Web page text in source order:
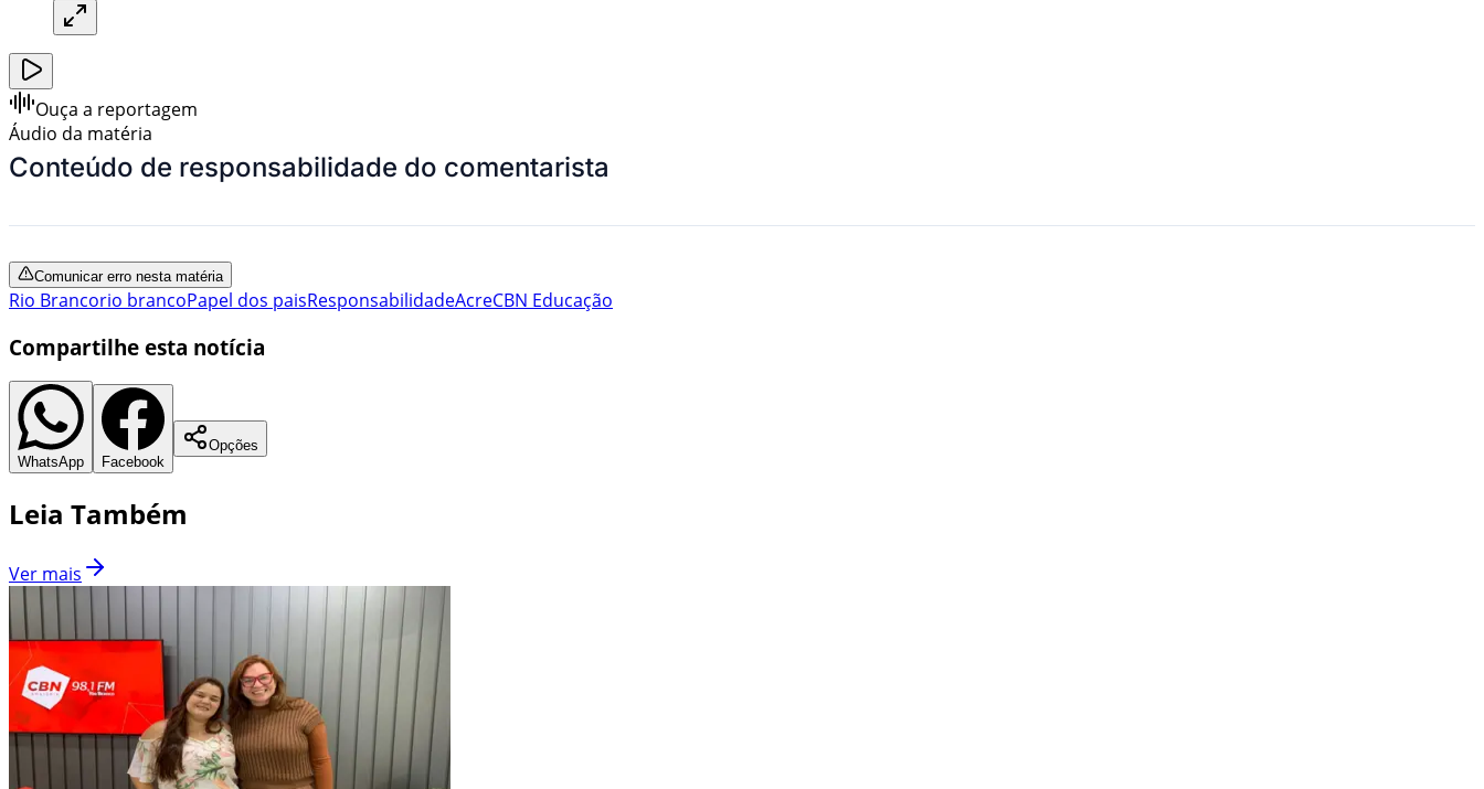
Ouça a reportagem
Áudio da matéria
Conteúdo de responsabilidade do comentarista
Comunicar erro nesta matéria
Rio Brancorio brancoPapel dos paisResponsabilidadeAcreCBN Educação
Compartilhe esta notícia
WhatsApp Facebook
Opções
Leia Também
Ver mais